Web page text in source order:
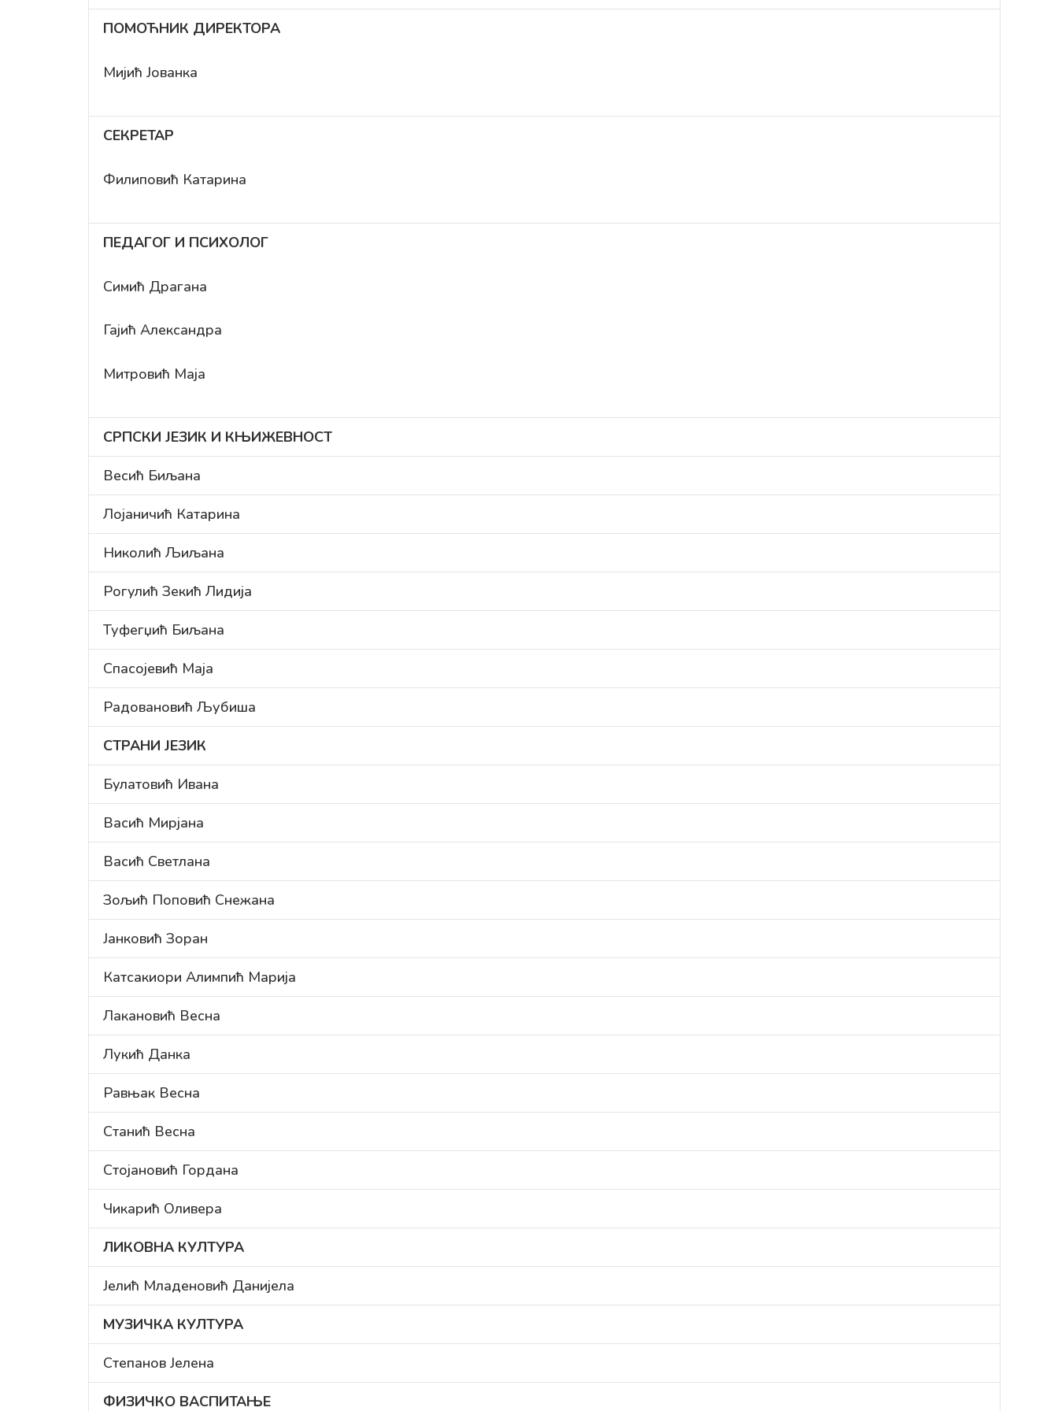
ПОМОЋНИК ДИРЕКТОРА
Мијић Јованка
СЕКРЕТАР
Филиповић Катарина
ПЕДАГОГ И ПСИХОЛОГ
Симић Драгана
Гајић Александра
Митровић Маја
СРПСКИ ЈЕЗИК И КЊИЖЕВНОСТ
Весић Биљана
Лојаничић Катарина
Николић Љиљана
Рогулић Зекић Лидија
Туфегџић Биљана
Спасојевић Маја
Радовановић Љубиша
СТРАНИ ЈЕЗИК
Булатовић Ивана
Васић Мирјана
Васић Светлана
Зољић Поповић Снежана
Јанковић Зоран
Катсакиори Алимпић Марија
Лакановић Весна
Лукић Данка
Равњак Весна
Станић Весна
Стојановић Гордана
Чикарић Оливера
ЛИКОВНА КУЛТУРА
Јелић Младеновић Данијела
МУЗИЧКА КУЛТУРА
Степанов Јелена
ФИЗИЧКО ВАСПИТАЊЕ